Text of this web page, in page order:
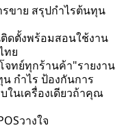
รขาย สรุปกำไรต้นทุน
ดตั้งพร้อมสอนใช้งาน
ทย
จทย์ทุกร้านค้า"รายงาน
กำไร ป้องกันการ
ในเครื่องเดียวถ้าคุณ
วางใจ